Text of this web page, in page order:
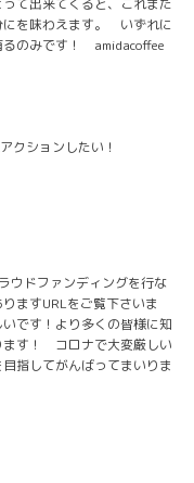
にを味わえます。 いずれに
るのみです！ amidacoffee
クションしたい！
ウドファンディングを行な
ますURLをご覧下さいま
です！より多くの皆様に知
ます！ コロナで大変厳しい
指してがんばってまいりま